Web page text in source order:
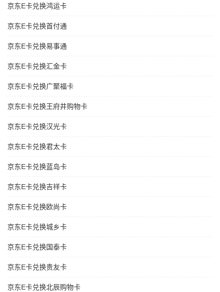
京东E卡兑换鸿运卡
京东E卡兑换首付通
京东E卡兑换易事通
京东E卡兑换汇金卡
京东E卡兑换广聚福卡
京东E卡兑换王府井购物卡
京东E卡兑换汉光卡
京东E卡兑换君太卡
京东E卡兑换蓝岛卡
京东E卡兑换吉祥卡
京东E卡兑换欧尚卡
京东E卡兑换城乡卡
京东E卡兑换国泰卡
京东E卡兑换贵友卡
京东E卡兑换北辰购物卡